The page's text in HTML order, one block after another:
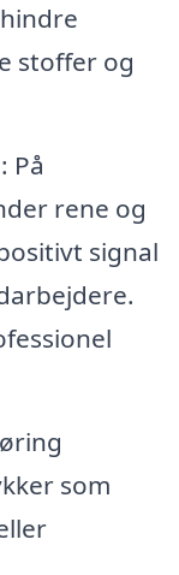
stoffer og
: På
rene og
signal
som